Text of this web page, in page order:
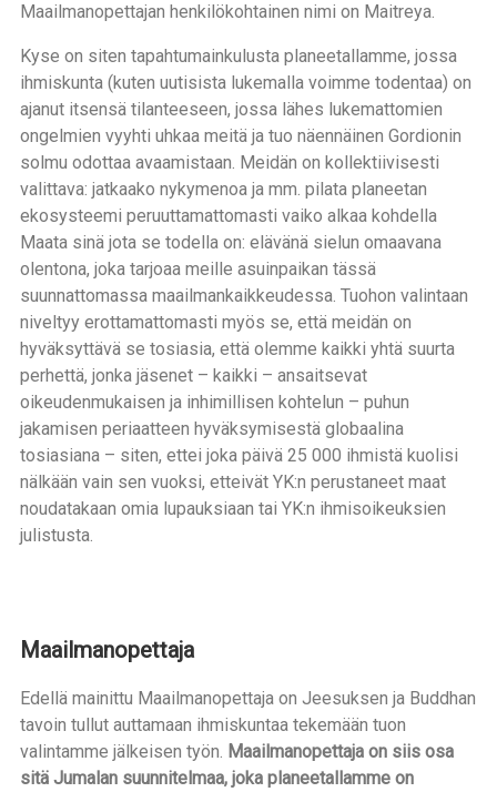
Maailmanopettajan henkilökohtainen nimi on Maitreya.
Kyse on siten tapahtumainkulusta planeetallamme, jossa
ihmiskunta (kuten uutisista lukemalla voimme todentaa) on
ajanut itsensä tilanteeseen, jossa lähes lukemattomien
ongelmien vyyhti uhkaa meitä ja tuo näennäinen Gordionin
solmu odottaa avaamistaan. Meidän on kollektiivisesti
valittava: jatkaako nykymenoa ja mm. pilata planeetan
ekosysteemi peruuttamattomasti vaiko alkaa kohdella
Maata sinä jota se todella on: elävänä sielun omaavana
olentona, joka tarjoaa meille asuinpaikan tässä
suunnattomassa maailmankaikkeudessa. Tuohon valintaan
niveltyy erottamattomasti myös se, että meidän on
hyväksyttävä se tosiasia, että olemme kaikki yhtä suurta
perhettä, jonka jäsenet – kaikki – ansaitsevat
oikeudenmukaisen ja inhimillisen kohtelun – puhun
jakamisen periaatteen hyväksymisestä globaalina
tosiasiana – siten, ettei joka päivä 25 000 ihmistä kuolisi
nälkään vain sen vuoksi, etteivät YK:n perustaneet maat
noudatakaan omia lupauksiaan tai YK:n ihmisoikeuksien
julistusta.
Maailmanopettaja
Edellä mainittu Maailmanopettaja on Jeesuksen ja Buddhan
tavoin tullut auttamaan ihmiskuntaa tekemään tuon
valintamme jälkeisen työn. Maailmanopettaja on siis osa
sitä Jumalan suunnitelmaa, joka planeetallamme on